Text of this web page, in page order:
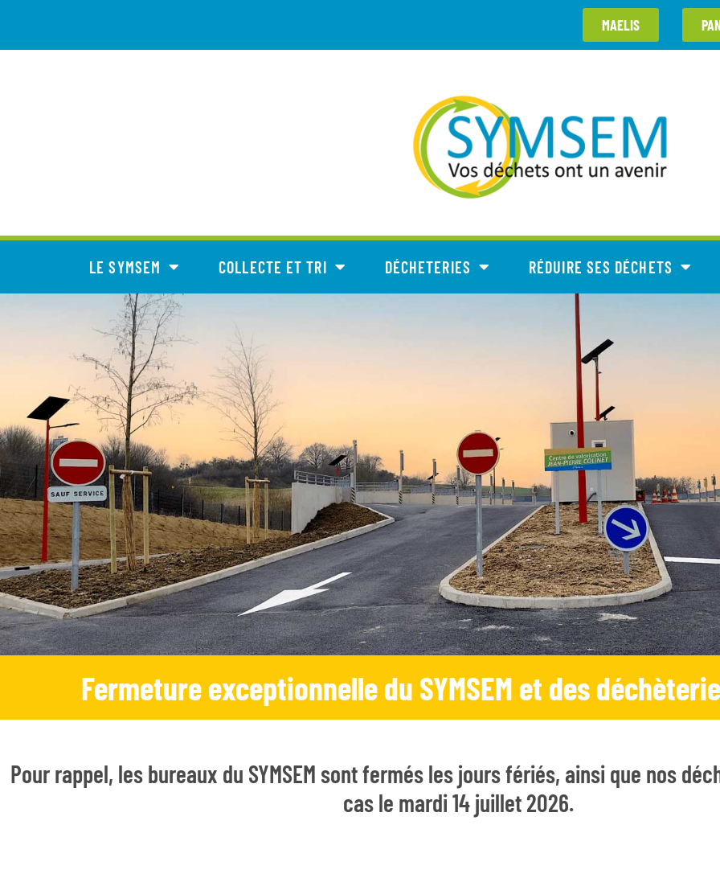
MAELIS
LE SYMSEM COLLECTE ET TRI DÉCHETERIES RÉDUIRE SES DÉCHETS
Fermeture exceptionnelle du SYMSEM et des
Pour rappel, les bureaux du SYMSEM sont fermés les jours fériés, ainsi que nos
cas le mardi 14 juillet 2026.